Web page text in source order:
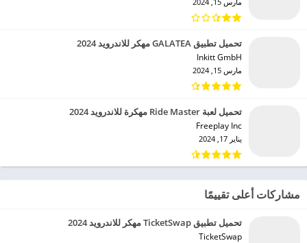
تحميل تطبيق GALATEA مهكر للاندرويد 2024
Inkitt GmbH‏
مارس 15, 2024
تحميل لعبة Ride Master مهكرة للاندرويد 2024
Freeplay Inc‏
يناير 17, 2024
مشاركات أعلى تقييمًا
تحميل تطبيق TicketSwap مهكر للاندرويد 2024
TicketSwap‏